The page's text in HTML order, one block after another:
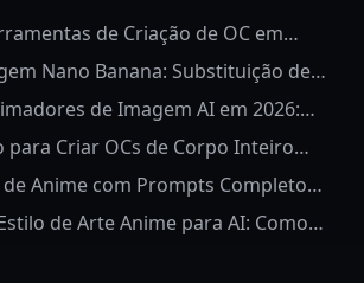
de Criação de OC em
2026
Nano Banana: Substituição de
de Imagem AI em 2026:
para Criar OCs de Corpo Inteiro
de Anime com Prompts Completos
de Arte Anime para AI: Como
e Estilo dos Personagens